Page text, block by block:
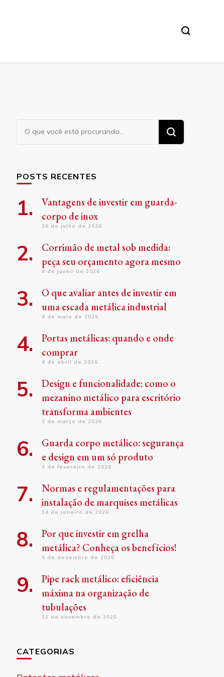
Procurando
algo?
POSTS RECENTES
Vantagens de investir em guarda-
corpo de inox
16 de julho de 2026
Corrimão de metal sob medida:
peça seu orçamento agora mesmo
8 de junho de 2026
O que avaliar antes de investir em
uma escada metálica industrial
8 de maio de 2026
Portas metálicas: quando e onde
comprar
8 de abril de 2026
Design e funcionalidade: como o
mezanino metálico para escritório
transforma ambientes
2 de março de 2026
Guarda corpo metálico: segurança
e design em um só produto
3 de fevereiro de 2026
Normas e regulamentações para
instalação de marquises metálicas
14 de janeiro de 2026
Por que investir em grelha
metálica? Conheça os benefícios!
5 de dezembro de 2025
Pipe rack metálico: eficiência
máxima na organização de
tubulações
12 de novembro de 2025
CATEGORIAS